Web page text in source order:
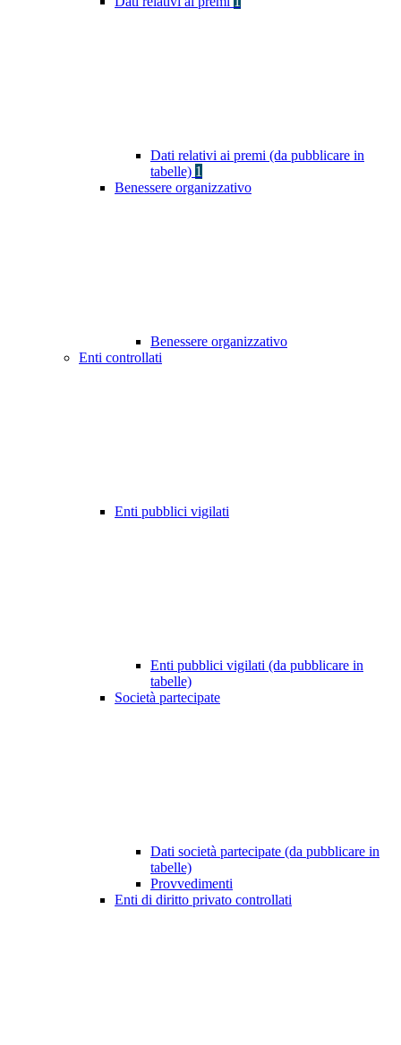
Dati relativi ai premi (da pubblicare in
tabelle) 1
Benessere organizzativo
Benessere organizzativo
Enti controllati
Enti pubblici vigilati
Enti pubblici vigilati (da pubblicare in
tabelle)
Società partecipate
Dati società partecipate (da pubblicare in
tabelle)
Provvedimenti
Enti di diritto privato controllati